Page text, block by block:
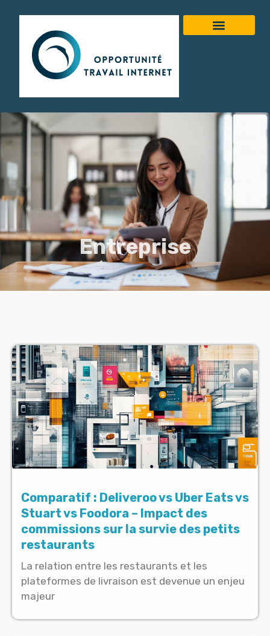
Entreprise
Comparatif : Deliveroo vs Uber Eats vs
Stuart vs Foodora – Impact des
commissions sur la survie des petits
restaurants
La relation entre les restaurants et les
plateformes de livraison est devenue un enjeu
majeur